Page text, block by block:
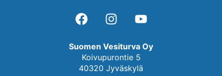
Suomen Vesiturva Oy
Koivupurontie 5
40320 Jyväskylä